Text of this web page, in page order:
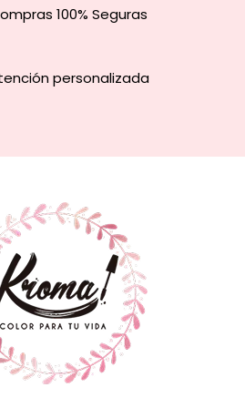
100% Seguras
personalizada